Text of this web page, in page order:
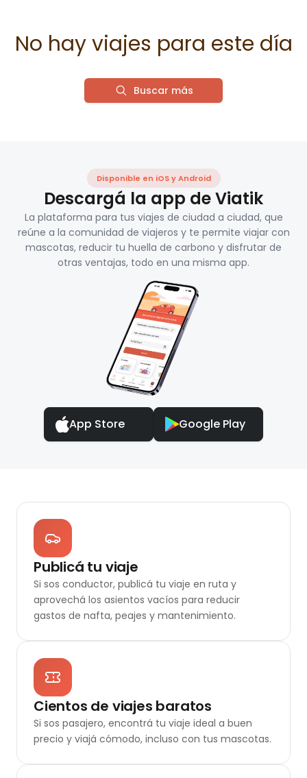
No hay viajes para este día
Buscar más
Disponible en iOS y Android
Descargá la app de Viatik
La plataforma para tus viajes de ciudad a ciudad, que
reúne a la comunidad de viajeros y te permite viajar con
mascotas, reducir tu huella de carbono y disfrutar de
otras ventajas, todo en una misma app.
App Store Google Play
Publicá tu viaje
Si sos conductor, publicá tu viaje en ruta y
aprovechá los asientos vacíos para reducir
gastos de nafta, peajes y mantenimiento.
Cientos de viajes baratos
Si sos pasajero, encontrá tu viaje ideal a buen
precio y viajá cómodo, incluso con tus mascotas.